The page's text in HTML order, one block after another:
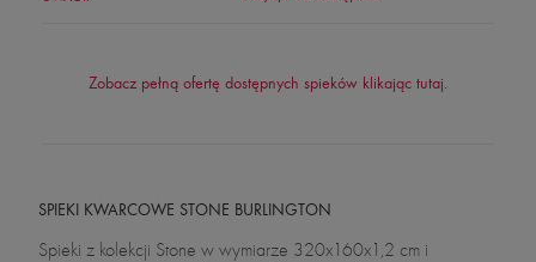
Zobacz pełną ofertę dostępnych spieków klikając tutaj.
SPIEKI KWARCOWE STONE BURLINGTON
Spieki z kolekcji Stone w wymiarze 320x160x1,2 cm i